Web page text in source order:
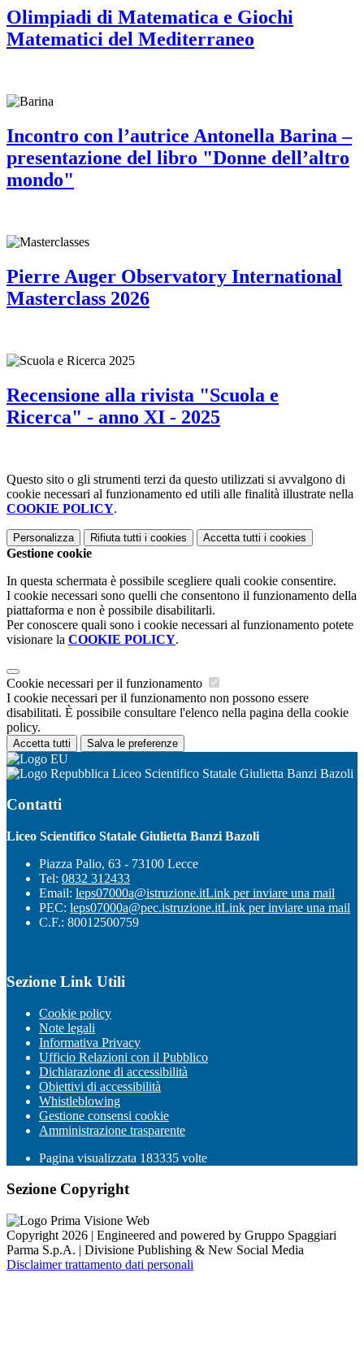
Olimpiadi di Matematica e Giochi
Matematici del Mediterraneo
Incontro con l’autrice Antonella Barina –
presentazione del libro "Donne dell’altro
mondo"
Pierre Auger Observatory International
Masterclass 2026
Recensione alla rivista "Scuola e
Ricerca" - anno XI - 2025
Questo sito o gli strumenti terzi da questo utilizzati si avvalgono di
cookie necessari al funzionamento ed utili alle finalità illustrate nella
COOKIE POLICY.
Personalizza Rifiuta tutti i cookies Accetta tutti i cookies
Gestione cookie
In questa schermata è possibile scegliere quali cookie consentire.
I cookie necessari sono quelli che consentono il funzionamento della
piattaforma e non è possibile disabilitarli.
Per conoscere quali sono i cookie necessari al funzionamento potete
visionare la COOKIE POLICY.
Cookie necessari per il funzionamento
I cookie necessari per il funzionamento non possono essere
disabilitati. È possibile consultare l'elenco nella pagina della cookie
policy.
Accetta tutti Salva le preferenze
Liceo Scientifico Statale Giulietta Banzi Bazoli
Contatti
Liceo Scientifico Statale Giulietta Banzi Bazoli
Piazza Palio, 63 - 73100 Lecce
Tel: 0832 312433
Email: leps07000a@istruzione.itLink per inviare una mail
PEC: leps07000a@pec.istruzione.itLink per inviare una mail
C.F.: 80012500759
Sezione Link Utili
Cookie policy
Note legali
Informativa Privacy
Ufficio Relazioni con il Pubblico
Dichiarazione di accessibilità
Obiettivi di accessibilità
Whistleblowing
Gestione consensi cookie
Amministrazione trasparente
Pagina visualizzata 183335 volte
Sezione Copyright
Copyright 2026 | Engineered and powered by Gruppo Spaggiari
Parma S.p.A. | Divisione Publishing & New Social Media
Disclaimer trattamento dati personali